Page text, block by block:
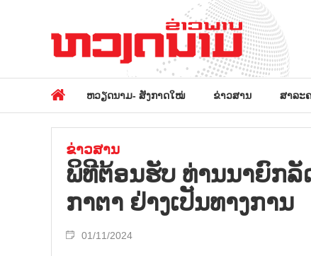
ຫວຽດນາມ- ສັງກາດໃໝ່ ຂ່າວສານ ສາລະ
ຂ່າວສານ
ພິທີຕ້ອນຮັບ ທ່ານນາຍົກ
ກາຕາ ຢ່າງເປັນທາງການ
01/11/2024